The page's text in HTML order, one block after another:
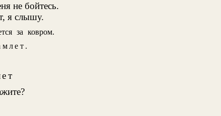
не бойтесь.
я слышу.
за ковром.
.